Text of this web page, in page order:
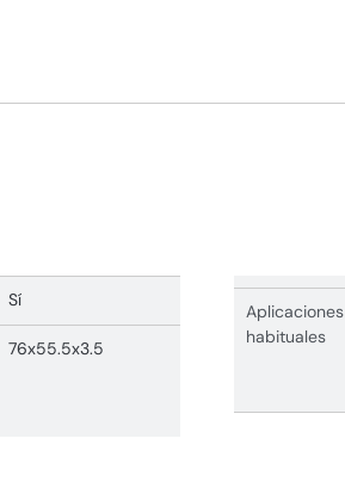
Sí
76x55.5x3.5
Aplicaciones
habituales